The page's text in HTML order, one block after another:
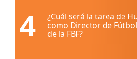
4
¿Cuál será la tarea de
como Director de
de la FBF?